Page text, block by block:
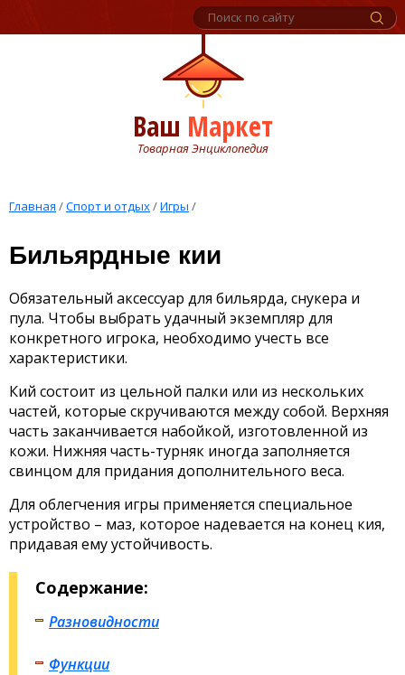
Ваш Маркет
Товарная Энциклопедия
Главная /Спорт и отдых/Игры /
Бильярдные кии
Обязательный аксессуар для бильярда, снукера и
пула. Чтобы выбрать удачный экземпляр для
конкретного игрока, необходимо учесть все
характеристики.
Кий состоит из цельной палки или из нескольких
частей, которые скручиваются между собой. Верхняя
часть заканчивается набойкой, изготовленной из
кожи. Нижняя часть-турняк иногда заполняется
свинцом для придания дополнительного веса.
Для облегчения игры применяется специальное
устройство – маз, которое надевается на конец кия,
придавая ему устойчивость.
Содержание:
Разновидности
Функции